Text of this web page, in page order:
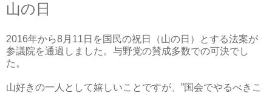
山の日
2016年から8月11日を国民の祝日（山の日）とする法案が
参議院を通過しました。与野党の賛成多数での可決でし
た。
山好きの一人として嬉しいことですが、”国会でやるべきこ